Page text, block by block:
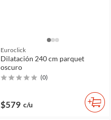
Euroclick
Dilatación 240 cm parquet
oscuro
(0)
$579 c/u